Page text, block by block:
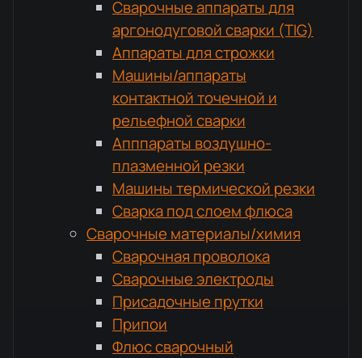
Сварочные аппараты для
аргонодуговой сварки (TIG)
Аппараты для строжки
Машины/аппараты
контактной точечной и
рельефной сварки
Апппараты воздушно-
плазменной резки
Машины термической резки
Сварка под слоем флюса
Сварочные материалы/химия
Сварочная проволока
Сварочные электроды
Присадочные прутки
Припои
Флюс сварочный